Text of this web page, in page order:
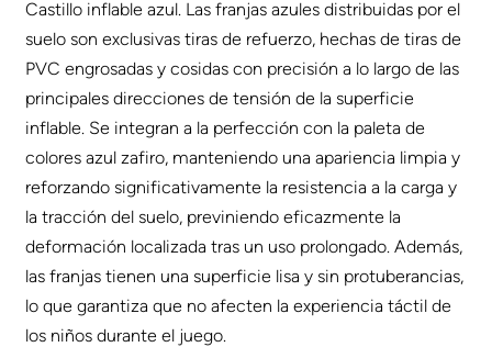
Castillo inflable azul. Las franjas azules distribuidas por el
suelo son exclusivas tiras de refuerzo, hechas de tiras de
PVC engrosadas y cosidas con precisión a lo largo de las
principales direcciones de tensión de la superficie
inflable. Se integran a la perfección con la paleta de
colores azul zafiro, manteniendo una apariencia limpia y
reforzando significativamente la resistencia a la carga y
la tracción del suelo, previniendo eficazmente la
deformación localizada tras un uso prolongado. Además,
las franjas tienen una superficie lisa y sin protuberancias,
lo que garantiza que no afecten la experiencia táctil de
los niños durante el juego.